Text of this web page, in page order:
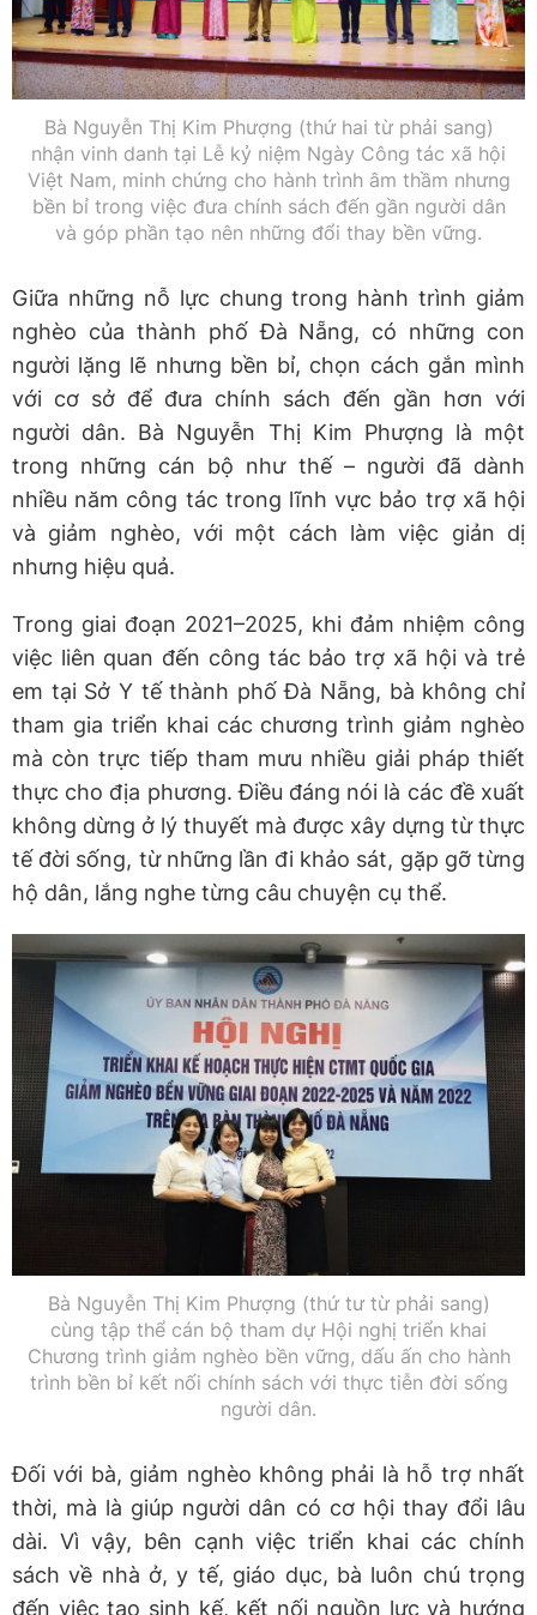
Bà Nguyễn Thị Kim Phượng (thứ hai từ phải sang)
nhận vinh danh tại Lễ kỷ niệm Ngày Công tác xã hội
Việt Nam, minh chứng cho hành trình âm thầm nhưng
bền bỉ trong việc đưa chính sách đến gần người dân
và góp phần tạo nên những đổi thay bền vững.
Giữa những nỗ lực chung trong hành trình giảm
nghèo của thành phố Đà Nẵng, có những con
người lặng lẽ nhưng bền bỉ, chọn cách gắn mình
với cơ sở để đưa chính sách đến gần hơn với
người dân. Bà Nguyễn Thị Kim Phượng là một
trong những cán bộ như thế – người đã dành
nhiều năm công tác trong lĩnh vực bảo trợ xã hội
và giảm nghèo, với một cách làm việc giản dị
nhưng hiệu quả.
Trong giai đoạn 2021–2025, khi đảm nhiệm công
việc liên quan đến công tác bảo trợ xã hội và trẻ
em tại Sở Y tế thành phố Đà Nẵng, bà không chỉ
tham gia triển khai các chương trình giảm nghèo
mà còn trực tiếp tham mưu nhiều giải pháp thiết
thực cho địa phương. Điều đáng nói là các đề xuất
không dừng ở lý thuyết mà được xây dựng từ thực
tế đời sống, từ những lần đi khảo sát, gặp gỡ từng
hộ dân, lắng nghe từng câu chuyện cụ thể.
Bà Nguyễn Thị Kim Phượng (thứ tư từ phải sang)
cùng tập thể cán bộ tham dự Hội nghị triển khai
Chương trình giảm nghèo bền vững, dấu ấn cho hành
trình bền bỉ kết nối chính sách với thực tiễn đời sống
người dân.
Đối với bà, giảm nghèo không phải là hỗ trợ nhất
thời, mà là giúp người dân có cơ hội thay đổi lâu
dài. Vì vậy, bên cạnh việc triển khai các chính
sách về nhà ở, y tế, giáo dục, bà luôn chú trọng
đến việc tạo sinh kế, kết nối nguồn lực và hướng